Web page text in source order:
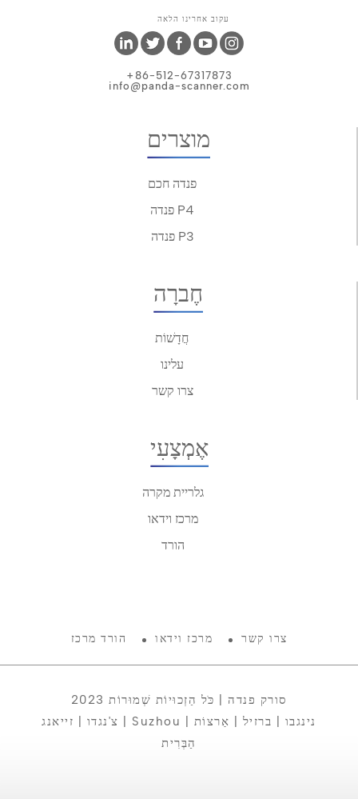
עקוב אחרינו הלאה
+86-512-67317873
info@panda-scanner.com
מוצרים
פנדה חכם
פנדה P4
פנדה P3
חֶברָה
חֲדָשׁוֹת
עלינו
צרו קשר
אֶמְצָעִי
גלריית מקרה
מרכז וידאו
הורד
הורד מרכז מרכז וידאו צרו קשר
2023 סורק פנדה | כֹּל הַזְכוּיוֹת שְׁמוּרוֹת
צ'נגדו | זייאנג | Suzhou | נינגבו | ברזיל | אַרצוֹת
הַבְּרִית